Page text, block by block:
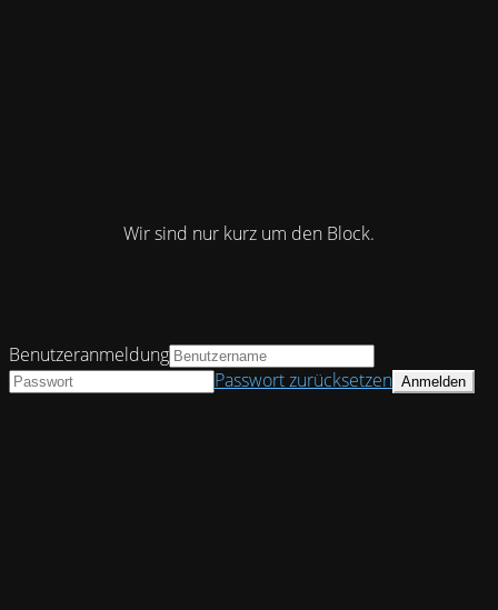
Wir sind nur kurz um den Block.
Benutzeranmeldung
Passwort zurücksetzen